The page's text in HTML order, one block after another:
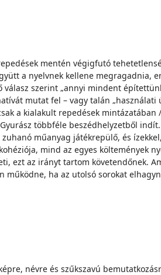
mentén végigfutó
a nyelvnek kellene megragadnia,
szerint „annyi mindent
mutat fel – vagy talán
a kialakult repedések
többféle beszédhelyzetből
műanyag játékrepülő, és
mind az egyes költemények
ezt az irányt tartom követendőnek.
működne, ha az utolsó sorokat
névre és szűkszavú